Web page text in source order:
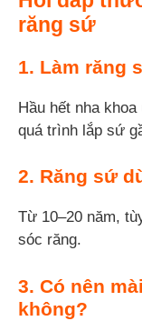
răng sứ
1. Làm răng
Hầu hết nha
quá trình lắp sứ
2. Răng sứ
Từ 10–20 năm,
sóc răng.
3. Có nên
không?